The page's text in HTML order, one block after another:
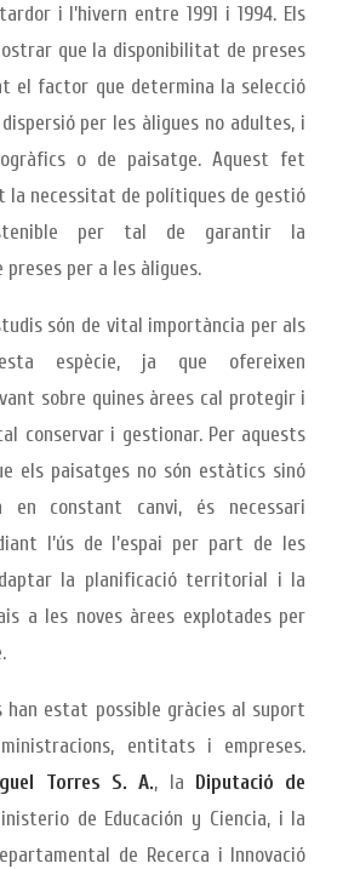
i l’hivern entre 1991 i 1994. Els
que la disponibilitat de preses
el factor que determina la selecció
per les àligues no adultes, i
o de paisatge. Aquest fet
la necessitat de polítiques de gestió
per tal de garantir la
per a les àligues.
són de vital importància per als
espècie, ja que ofereixen
sobre quines àrees cal protegir i
conservar i gestionar. Per aquests
els paisatges no són estàtics sinó
en constant canvi, és necessari
l’ús de l’espai per part de les
la planificació territorial i la
a les noves àrees explotades per
han estat possible gràcies al suport
entitats i empreses.
Torres S. A., la Diputació de
de Educación y Ciencia, i la
de Recerca i Innovació